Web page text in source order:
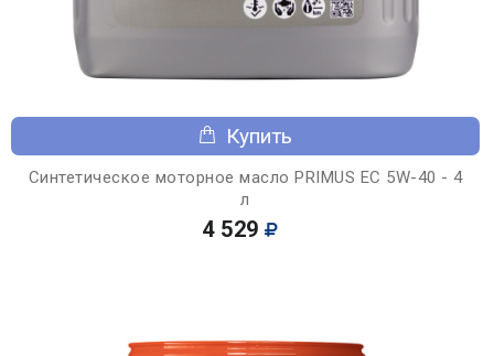
Купить
Синтетическое моторное масло PRIMUS EC 5W-40 - 4
л
4 529